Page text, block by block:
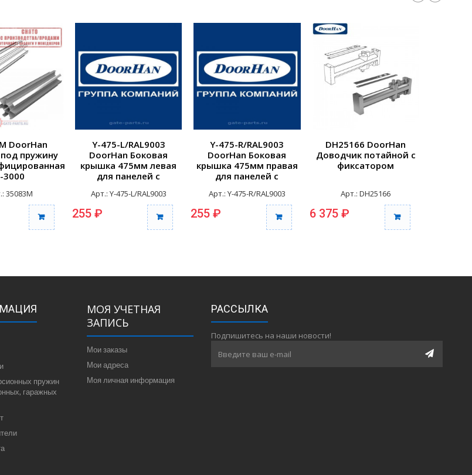
DoorHan
пружину
3000
35083M
Y-475-L/RAL9003
DoorHan Боковая
крышка 475мм левая
для панелей с
крепления RAL9003
Арт.: Y-475-L/RAL9003
255 ₽
Y-475-R/RAL9003
DoorHan Боковая
крышка 475мм правая
для панелей с
крепления RAL9003
Арт.: Y-475-R/RAL9003
255 ₽
DH25166 DoorHan
Доводчик потайной с
фиксатором
Арт.: DH25166
6 375 ₽
пружин
гаражных
МОЯ УЧЕТНАЯ
ЗАПИСЬ
Мои заказы
Мои адреса
Моя личная информация
РАССЫЛКА
Подпишитесь на наши новости!